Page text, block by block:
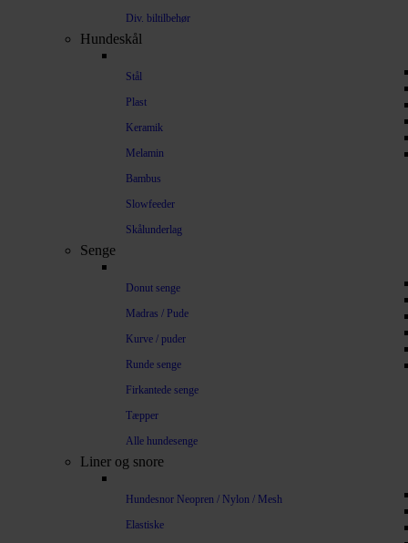
Div. biltilbehør
Hundeskål
Stål
Plast
Keramik
Melamin
Bambus
Slowfeeder
Skålunderlag
Senge
Donut senge
Madras / Pude
Kurve / puder
Runde senge
Firkantede senge
Tæpper
Alle hundesenge
Liner og snore
Hundesnor Neopren / Nylon / Mesh
Elastiske